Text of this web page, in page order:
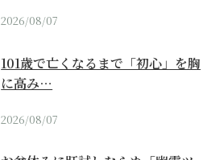
2026/08/07
101歳で亡くなるまで「初心」を胸
に高み…
2026/08/07